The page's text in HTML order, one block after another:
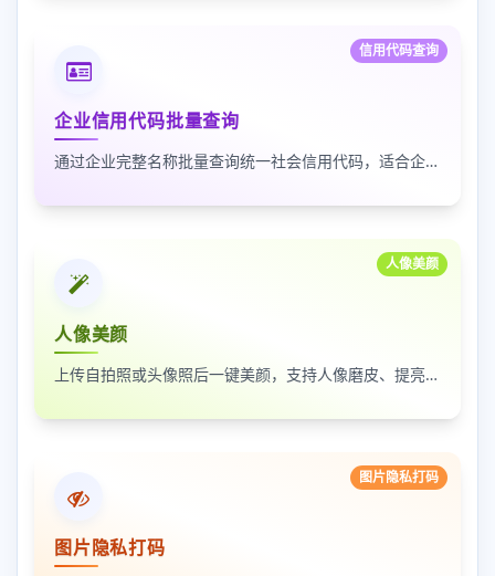
信用代码查询
企业信用代码批量查询
通过企业完整名称批量查询统一社会信用代码，适合企业资料整理、名单核验和工商信息匹配
人像美颜
人像美颜
上传自拍照或头像照后一键美颜，支持人像磨皮、提亮和美颜强度调节，适合人物照片快速优化
图片隐私打码
图片隐私打码